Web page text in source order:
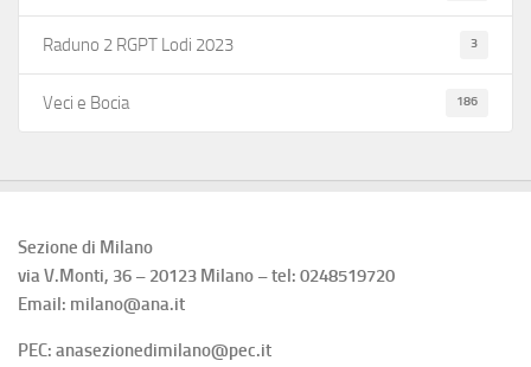
Raduno 2 RGPT Lodi 2023 3
Veci e Bocia 186
Sezione di Milano
via V.Monti, 36 – 20123 Milano – tel: 0248519720
Email: milano@ana.it
PEC: anasezionedimilano@pec.it